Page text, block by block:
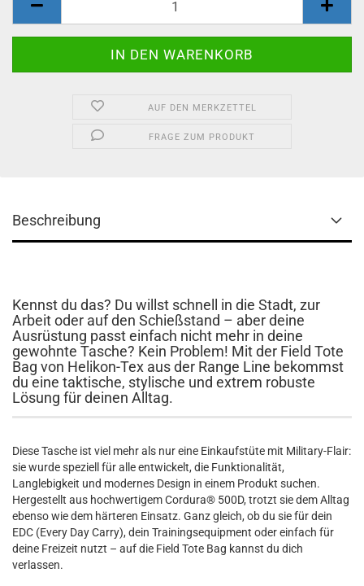
AUF DEN MERKZETTEL
FRAGE ZUM PRODUKT
Beschreibung
Kennst du das? Du willst schnell in die Stadt, zur
Arbeit oder auf den Schießstand – aber deine
Ausrüstung passt einfach nicht mehr in deine
gewohnte Tasche? Kein Problem! Mit der Field Tote
Bag von Helikon-Tex aus der Range Line bekommst
du eine taktische, stylische und extrem robuste
Lösung für deinen Alltag.
Diese Tasche ist viel mehr als nur eine Einkaufstüte mit Military-Flair:
sie wurde speziell für alle entwickelt, die Funktionalität,
Langlebigkeit und modernes Design in einem Produkt suchen.
Hergestellt aus hochwertigem Cordura® 500D, trotzt sie dem Alltag
ebenso wie dem härteren Einsatz. Ganz gleich, ob du sie für dein
EDC (Every Day Carry), dein Trainingsequipment oder einfach für
deine Freizeit nutzt – auf die Field Tote Bag kannst du dich
verlassen.